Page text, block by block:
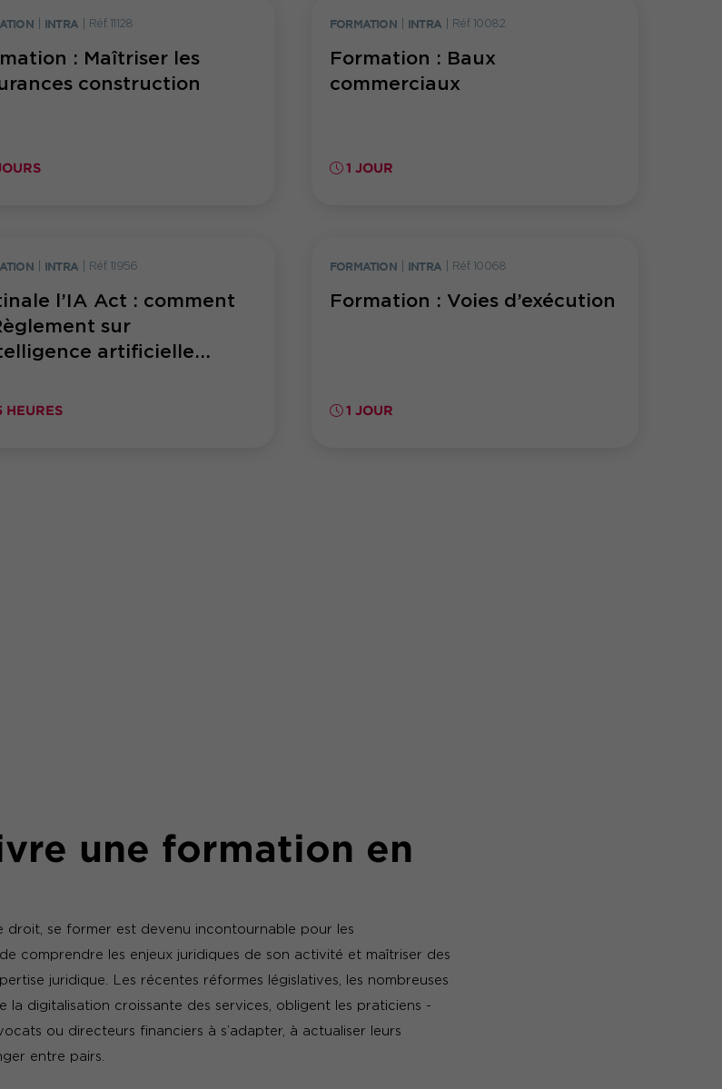
INTRA Réf. 11128
: Maîtriser les
construction
FORMATION INTRA Réf. 10082
Formation : Baux
commerciaux
1 JOUR
INTRA Réf. 11956
l’IA Act : comment
sur
artificielle...
HEURES
FORMATION INTRA Réf. 10068
Formation : Voies d’exécution
1 JOUR
une formation en
droit, se former est devenu incontournable pour les
comprendre les enjeux juridiques de son activité et maîtriser des
juridique. Les récentes réformes législatives, les nombreuses
la digitalisation croissante des services, obligent les praticiens -
ou directeurs financiers à s’adapter, à actualiser leurs
entre pairs.